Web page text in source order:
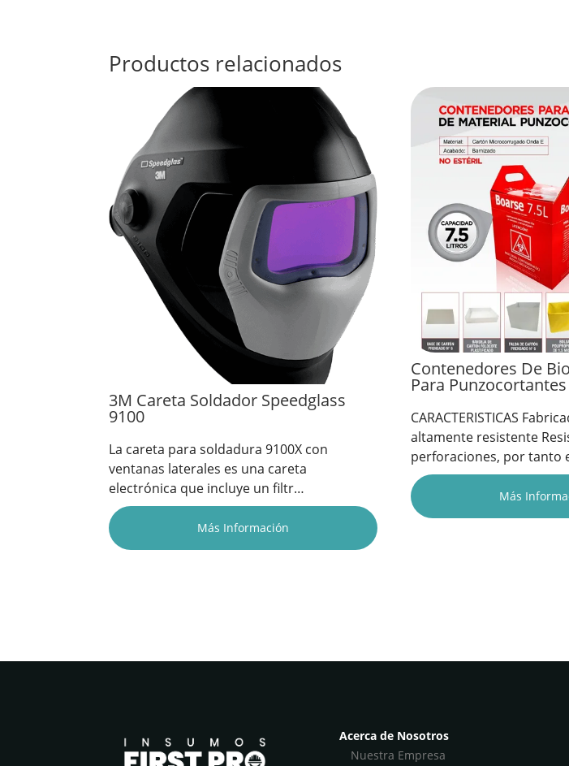
Productos relacionados
3M Careta Soldador Speedglass
9100
La careta para soldadura 9100X con
ventanas laterales es una careta
electrónica que incluye un filtr…
Más Información
Contenedores De
Para Punzocortantes
CARACTERISTICAS
altamente resistente
perforaciones, por tanto
Más
Acerca de Nosotros
Nuestra Empresa